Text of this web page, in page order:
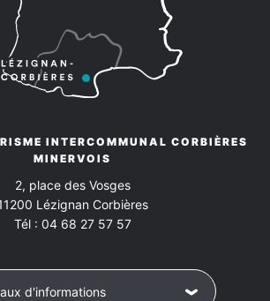
INTERCOMMUNAL CORBIÈRES
MINERVOIS
2, place des Vosges
Lézignan Corbières
Tél : 04 68 27 57 57
d'informations